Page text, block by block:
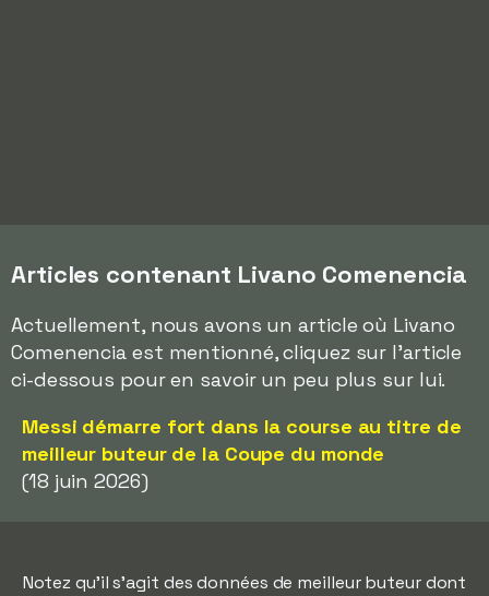
Articles contenant Livano Comenencia
Actuellement, nous avons un article où Livano
Comenencia est mentionné, cliquez sur l'article
ci-dessous pour en savoir un peu plus sur lui.
Messi démarre fort dans la course au titre de
meilleur buteur de la Coupe du monde
(18 juin 2026)
Notez qu'il s'agit des données de meilleur buteur dont